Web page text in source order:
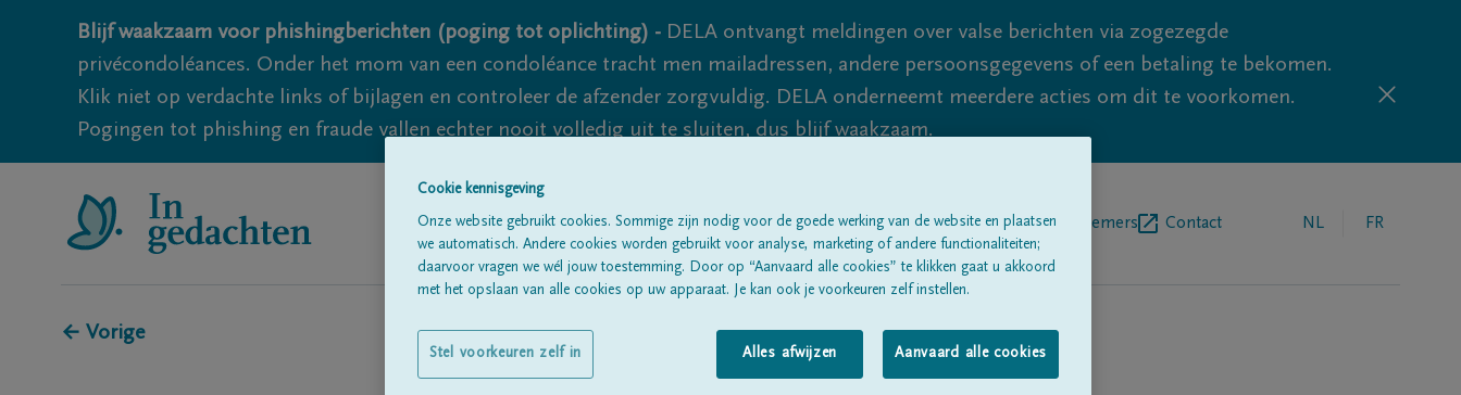
Blijf waakzaam voor phishingberichten (poging tot oplichting) - DELA ontvangt meldingen over valse berichten via zogezegde
privécondoléances. Onder het mom van een condoléance tracht men mailadressen, andere persoonsgegevens of een betaling te bekomen.
Klik niet op verdachte links of bijlagen en controleer de afzender zorgvuldig. DELA onderneemt meerdere acties om dit te voorkomen.
Pogingen tot phishing en fraude vallen echter nooit volledig uit te sluiten, dus blijf waakzaam.
Alle rouwberichtenOver onsBegrafenisondernemers Contact NL FR
← Vorige
Cookie kennisgeving
Onze website gebruikt cookies. Sommige zijn nodig voor de goede werking van de website en plaatsen
we automatisch. Andere cookies worden gebruikt voor analyse, marketing of andere functionaliteiten;
daarvoor vragen we wél jouw toestemming. Door op “Aanvaard alle cookies” te klikken gaat u akkoord
met het opslaan van alle cookies op uw apparaat. Je kan ook je voorkeuren zelf instellen.
Alles afwijzen Aanvaard alle cookies
Stel voorkeuren zelf in